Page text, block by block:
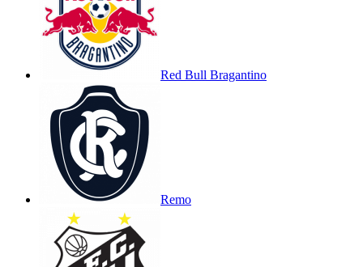
Red Bull Bragantino
Remo